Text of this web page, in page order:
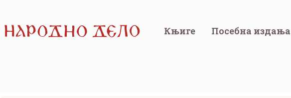
Књиге Посебна издања